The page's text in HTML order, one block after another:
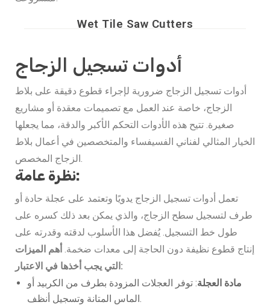
Wet Tile Saw Cutters
أدوات تسجيل الزجاج
أدوات تسجيل الزجاج ضرورية لإجراء قطوع دقيقة على بلاط
الزجاج، خاصة عند العمل مع تصميمات معقدة أو مشاريع
صغيرة. تتيح هذه الأدوات التحكم الأكبر والدقة، مما يجعلها
الخيار المثالي لفناني الفسيفساء والمتخصصين في أعمال بلاط
الزجاج المخصص.
نظرة عامة:
تعمل أدوات تسجيل الزجاج يدويًا وتعتمد على عجلة حادة أو
طرف لتسجيل سطح الزجاج، والذي يمكن بعد ذلك كسره على
طول خط التسجيل. يُفضل هذا الأسلوب لدقته وقدرته على
إنتاج قطوع نظيفة دون الحاجة إلى معدات ضخمة. أهم الميزات
التي يجب أخذها في الاعتبار:
مادة العجلة: توفر العجلات المزودة بطرف من الكربيد أو
الماس المتانة وتسجيل أنظف.